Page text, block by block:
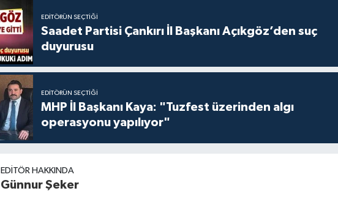
EDITÖRÜN SEÇTIĞI
Saadet Partisi Çankırı İl Başkanı Açıkgöz’den suç
duyurusu
EDITÖRÜN SEÇTIĞI
MHP İl Başkanı Kaya: "Tuzfest üzerinden algı
operasyonu yapılıyor"
EDITÖR HAKKINDA
Günnur Şeker